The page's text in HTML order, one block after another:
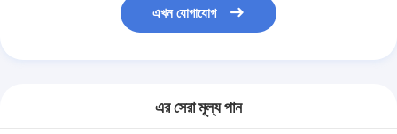
এখন যোগাযোগ
এর সেরা মূল্য পান